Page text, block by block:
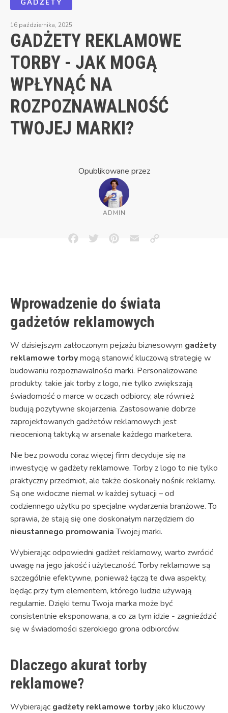
16 października, 2025
GADŻETY REKLAMOWE
TORBY - JAK MOGĄ
WPŁYNĄĆ NA
ROZPOZNAWALNOŚĆ
TWOJEJ MARKI?
Opublikowane przez
ADMIN
FacebookTwitterPinterestEmailCopy
Wprowadzenie do świata
gadżetów reklamowych
W dzisiejszym zatłoczonym pejzażu biznesowym gadżety
reklamowe torbymogą stanowić kluczową strategię w
budowaniu rozpoznawalności marki. Personalizowane
produkty, takie jak torby z logo, nie tylko zwiększają
świadomość o marce w oczach odbiorcy, ale również
budują pozytywne skojarzenia. Zastosowanie dobrze
zaprojektowanych gadżetów reklamowych jest
nieocenioną taktyką w arsenale każdego marketera.
Nie bez powodu coraz więcej firm decyduje się na
inwestycję w gadżety reklamowe. Torby z logo to nie tylko
praktyczny przedmiot, ale także doskonały nośnik reklamy.
Są one widoczne niemal w każdej sytuacji – od
codziennego użytku po specjalne wydarzenia branżowe. To
sprawia, że stają się one doskonałym narzędziem do
nieustannego promowaniaTwojej marki.
Wybierając odpowiedni gadżet reklamowy, warto zwrócić
uwagę na jego jakość i użyteczność. Torby reklamowe są
szczególnie efektywne, ponieważ łączą te dwa aspekty,
będąc przy tym elementem, którego ludzie używają
regularnie. Dzięki temu Twoja marka może być
consistentnie eksponowana, a co za tym idzie - zagnieździć
się w świadomości szerokiego grona odbiorców.
Dlaczego akurat torby
reklamowe?
Wybierając gadżety reklamowe torby jako kluczowy